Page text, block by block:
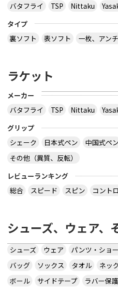
バタフライ
TSP Nittaku
タイプ
裏ソフト
表ソフト 一枚、アン
ラケット
メーカー
バタフライ
TSP Nittaku
グリップ
シェーク
日本式ペン 中国式ペン
その他（異質、反転）
レビューランキング
総合
スピード スピン コント
シューズ、ウェア、
シューズ ウェア パンツ・ショ
バッグ
ソックス タオル
ネッ
ボール
サイドテープ ラバー保